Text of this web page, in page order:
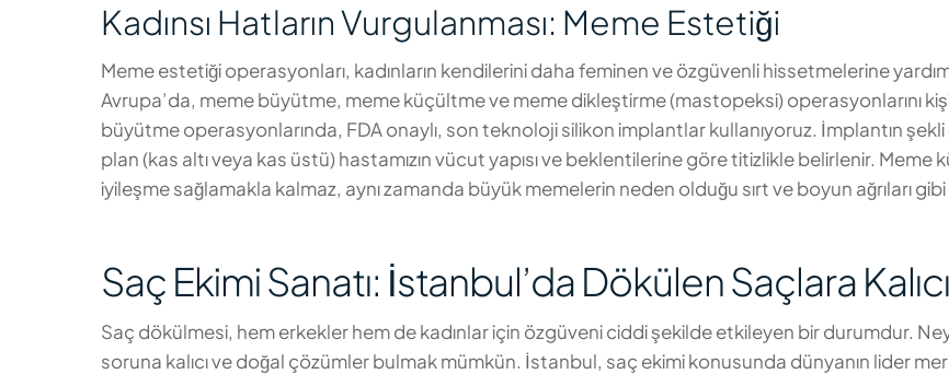
Kadınsı Hatların Vurgulanması: Meme Estetiği
Meme estetiği operasyonları, kadınların kendilerini daha feminen ve özgüvenli hissetmelerine
Avrupa’da, meme büyütme, meme küçültme ve meme dikleştirme (mastopeksi) operasyonlarını
büyütme operasyonlarında, FDA onaylı, son teknoloji silikon implantlar kullanıyoruz. İmplantın
plan (kas altı veya kas üstü) hastamızın vücut yapısı ve beklentilerine göre titizlikle belirlenir.
iyileşme sağlamakla kalmaz, aynı zamanda büyük memelerin neden olduğu sırt ve boyun ağrıları gibi
Saç Ekimi Sanatı: İstanbul’da Dökülen Saçlara
Saç dökülmesi, hem erkekler hem de kadınlar için özgüveni ciddi şekilde etkileyen bir durumdur.
soruna kalıcı ve doğal çözümler bulmak mümkün. İstanbul, saç ekimi konusunda dünyanın lider